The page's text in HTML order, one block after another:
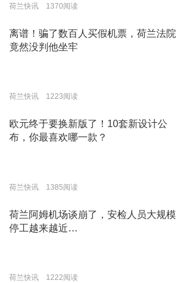
荷兰快讯 1370阅读
离谱！骗了数百人买假机票，荷兰法院
竟然没判他坐牢
荷兰快讯 1223阅读
欧元终于要换新版了！10套新设计公
布，你最喜欢哪一款？
荷兰快讯 1385阅读
荷兰阿姆机场谈崩了，安检人员大规模
停工越来越近…
荷兰快讯 1222阅读